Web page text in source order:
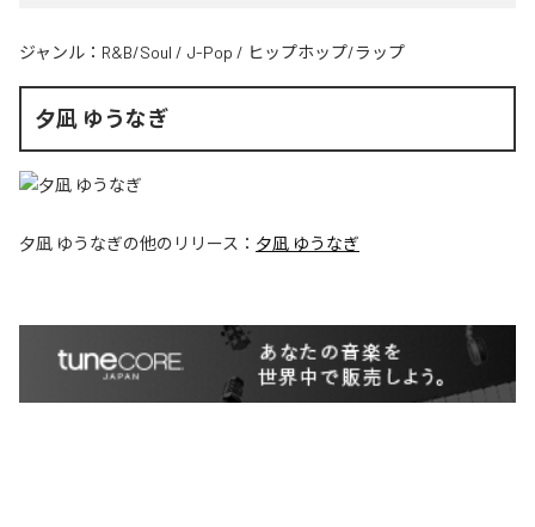
ジャンル： R&B/Soul / J-Pop / ヒップホップ/ラップ
夕凪 ゆうなぎ
夕凪 ゆうなぎの他のリリース： 夕凪 ゆうなぎ